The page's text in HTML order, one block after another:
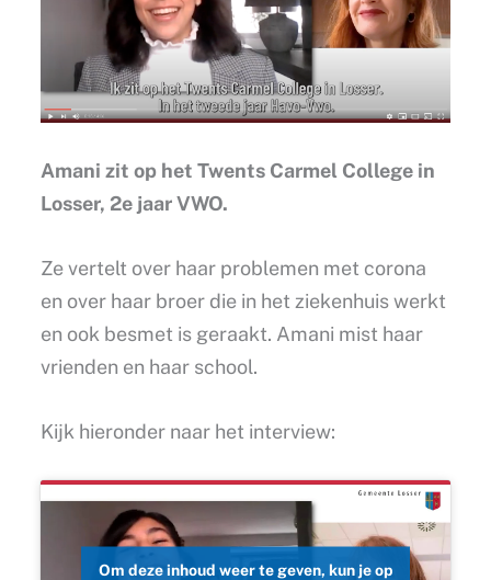
Amani zit op het Twents Carmel College in
Losser, 2e jaar VWO.
Ze vertelt over haar problemen met corona
en over haar broer die in het ziekenhuis werkt
en ook besmet is geraakt. Amani mist haar
vrienden en haar school.
Kijk hieronder naar het interview:
Om deze inhoud weer te geven, kun je op